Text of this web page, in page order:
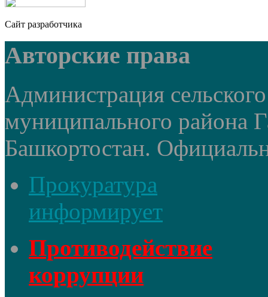
Сайт разработчика
Авторские права
Администрация
муниципального района
Башкортостан.
Прокуратура
информирует
Противодействие
коррупции